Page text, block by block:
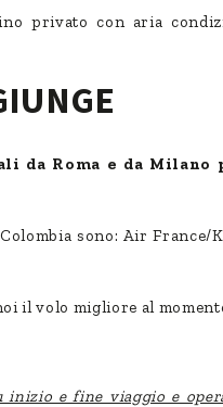
privato con aria
da Roma e da Milano
sono: Air France/
il volo migliore al
e fine viaggio e